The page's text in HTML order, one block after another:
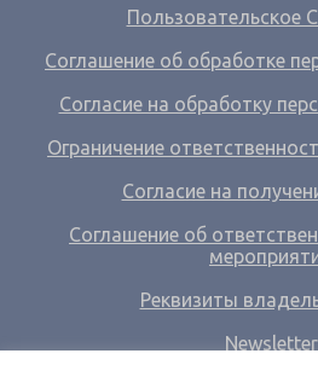
Пользовательское
Соглашение об обработке
Согласие на обработку
Ограничение
Согласие на
Соглашение об
Реквизиты
Newsletter